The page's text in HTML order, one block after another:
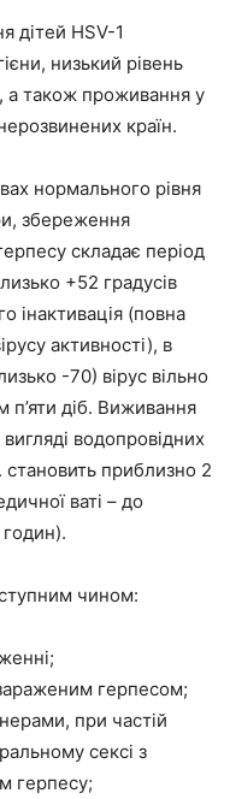
дітей HSV-1
низький рівень
а також проживання у
країн.
нормального рівня
збереження
складає період
+52 градусів
інактивація (повна
активності), в
-70) вірус вільно
п’яти діб. Виживання
водопровідних
становить приблизно 2
ваті – до
чином:
герпесом;
при частій
сексі з
герпесу;